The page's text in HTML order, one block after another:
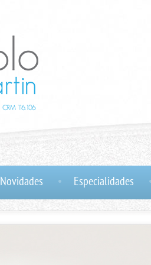
Novidades Especialidades